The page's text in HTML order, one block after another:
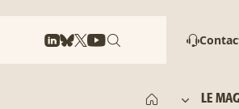
LE